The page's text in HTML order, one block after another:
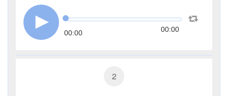
00:00 00:00
2